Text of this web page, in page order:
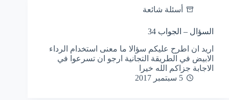
أسئلة شائعة
السؤال – الجواب 34
اريد ان اطرح عليكم سؤالا ما معنى استخدام الرداء
الابيض في الطريقة التجانية ارجو ان تسرعوا في
الاجابة جزاكم الله خيرا
5 سبتمبر 2017